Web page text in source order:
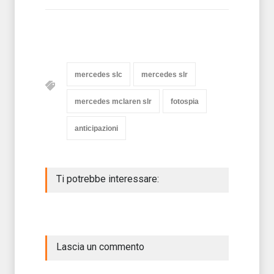
mercedes slc mercedes slr
mercedes mclaren slr fotospia
anticipazioni
Ti potrebbe interessare:
Lascia un commento